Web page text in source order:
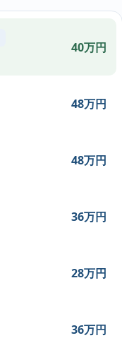
40万円
48万円
48万円
36万円
28万円
36万円